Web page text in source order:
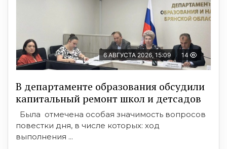
6 АВГУСТА 2026, 15:09 14
В департаменте образования обсудили
капитальный ремонт школ и детсадов
Была отмечена особая значимость вопросов
повестки дня, в числе которых: ход
выполнения ...